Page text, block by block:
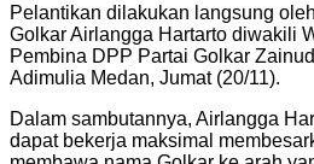
Pelantikan dilakukan langsung
Golkar Airlangga Hartarto diwakili
Pembina DPP Partai Golkar
Adimulia Medan, Jumat (20/11).
Dalam sambutannya, Airlangga
dapat bekerja maksimal